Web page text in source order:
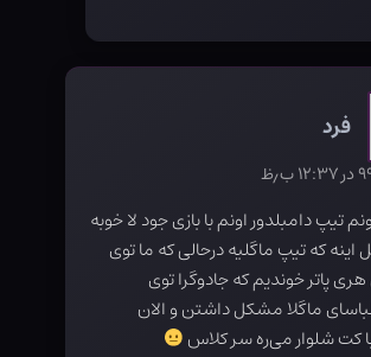
فرد
تیپ دامبلدور اونم با بازی جود لا خوبه
که تیپ ماگلیه درحالی که ما توی
پاتر خوندیم که جادوگرا توی
ماگلا مشکل داشتن و الان
کت شلوار می‌ره سر کلاس